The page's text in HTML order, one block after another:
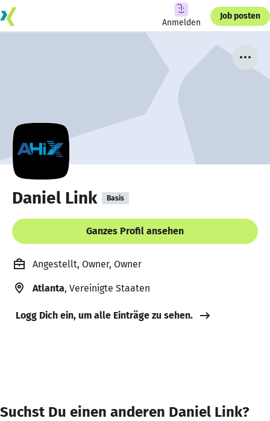
Anmelden
Job posten
Daniel Link Basis
Ganzes Profil ansehen
Angestellt, Owner, Owner
Atlanta, Vereinigte Staaten
Logg Dich ein, um alle Einträge zu sehen.
Suchst Du einen anderen Daniel Link?